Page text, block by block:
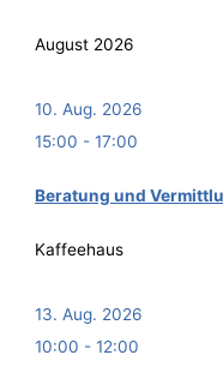
August 2026
10. Aug. 2026
15:00 -17:00
Bera­tung und
Kaffeehaus
13. Aug. 2026
10:00 -12:00